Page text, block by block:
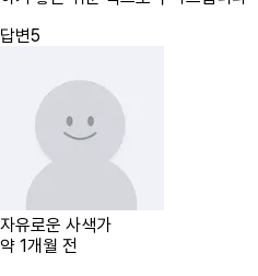
답변5
자유로운 사색가
약 1개월 전